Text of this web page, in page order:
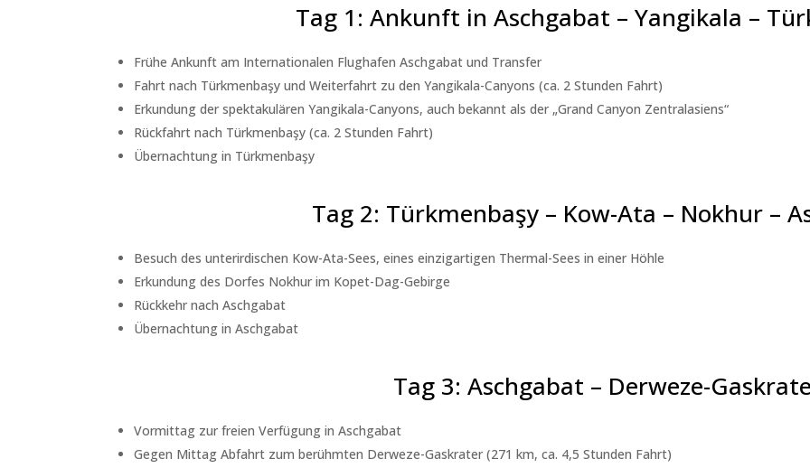
Tag 1: Ankunft in Aschgabat – Yangikala –
Frühe Ankunft am Internationalen Flughafen Aschgabat und Transfer
Fahrt nach Türkmenbaşy und Weiterfahrt zu den Yangikala-Canyons (ca. 2 Stunden Fahrt)
Erkundung der spektakulären Yangikala-Canyons, auch bekannt als der „Grand Canyon Zentralasiens“
Rückfahrt nach Türkmenbaşy (ca. 2 Stunden Fahrt)
Übernachtung in Türkmenbaşy
Tag 2: Türkmenbaşy – Kow-Ata – Nokhur –
Besuch des unterirdischen Kow-Ata-Sees, eines einzigartigen Thermal-Sees in einer Höhle
Erkundung des Dorfes Nokhur im Kopet-Dag-Gebirge
Rückkehr nach Aschgabat
Übernachtung in Aschgabat
Tag 3: Aschgabat – Derweze-
Vormittag zur freien Verfügung in Aschgabat
Gegen Mittag Abfahrt zum berühmten Derweze-Gaskrater (271 km, ca. 4,5 Stunden Fahrt)